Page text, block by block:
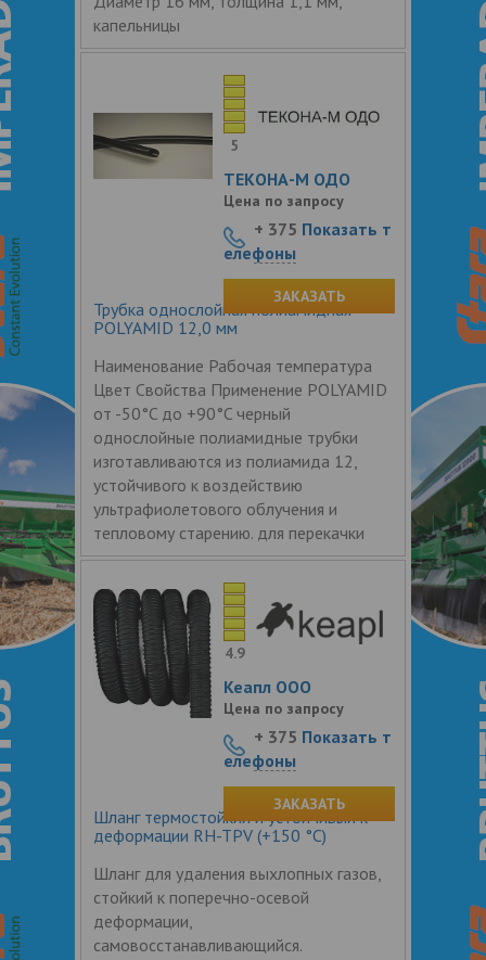
капельницы
Трубка однослойная полиамидная
POLYAMID 12,0 мм
Наименование Рабочая температура
Цвет Свойства Применение POLYAMID
от -50°C до +90°C черный
однослойные полиамидные трубки
изготавливаются из полиамида 12,
устойчивого к воздействию
ультрафиолетового облучения и
тепловому старению. для перекачки
5
ТЕКОНА-М ОДО
Цена по запросу
+ 375 Показать т
елефоны
ЗАКАЗАТЬ
Шланг термостойкий и устойчивый к
деформации RH-TPV (+150 °С)
Шланг для удаления выхлопных газов,
стойкий к поперечно-осевой
деформации,
самовосстанавливающийся.
4.9
Кеапл ООО
Цена по запросу
+ 375 Показать т
елефоны
ЗАКАЗАТЬ